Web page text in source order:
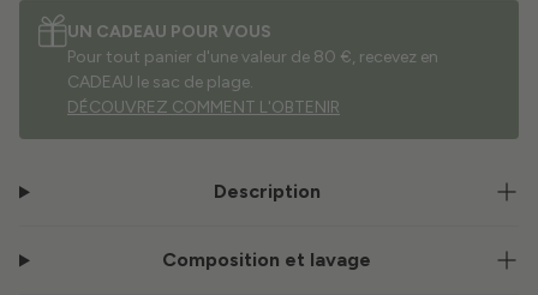
UN CADEAU POUR VOUS
Pour tout panier d'une valeur de 80 €, recevez en
CADEAU le sac de plage.
DÉCOUVREZ COMMENT L'OBTENIR
Description
Composition et lavage